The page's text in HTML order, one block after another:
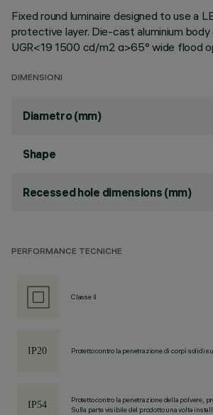
Fixed round luminaire designed to use a
protective layer. Die-cast aluminium
UGR<19 1500 cd/m2 α>65° wide flood
DIMENSIONI
Diametro (mm)
Shape
Recessed hole dimensions (mm)
PERFORMANCE TECNICHE
Classe II
Protetto contro la penetrazione di corpi solidi
Protetto contro la penetrazione della polvere,
Sulla parte visibile del prodotto una volta